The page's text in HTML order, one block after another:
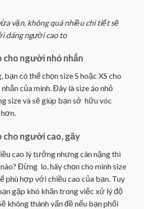
vặn, không quá nhiều chi tiết sẽ
dáng người cao to
cho người nhỏ nhắn
có thể chọn size S hoặc XS cho
của mình. Đây là size áo nhỏ
size và sẽ giúp bạn sở hữu vóc
cho người cao, gầy
cao lý tưởng nhưng cân nặng thì
Đừng lo, hãy chọn cho mình size
phù hợp với chiều cao của bạn. Tuy
gặp khó khăn trong việc xử lý độ
không thành vấn đề nếu bạn phối